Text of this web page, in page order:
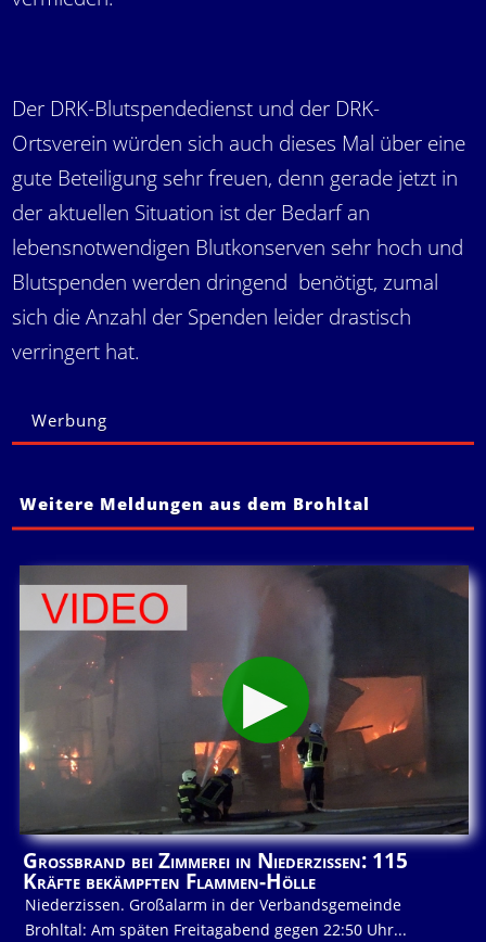
Der DRK-Blutspendedienst und der DRK-
Ortsverein würden sich auch dieses Mal über eine
gute Beteiligung sehr freuen, denn gerade jetzt in
der aktuellen Situation ist der Bedarf an
lebensnotwendigen Blutkonserven sehr hoch und
Blutspenden werden dringend benötigt, zumal
sich die Anzahl der Spenden leider drastisch
verringert hat.
Werbung
Weitere Meldungen aus dem Brohltal
Großbrand bei Zimmerei in Niederzissen: 115
Kräfte bekämpften Flammen-Hölle
Niederzissen. Großalarm in der Verbandsgemeinde
Brohltal: Am späten Freitagabend gegen 22:50 Uhr...